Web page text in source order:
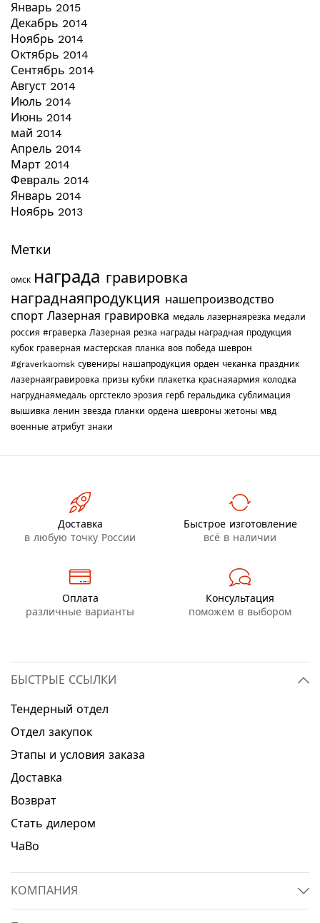
Январь 2015
Декабрь 2014
Ноябрь 2014
Октябрь 2014
Сентябрь 2014
Август 2014
Июль 2014
Июнь 2014
май 2014
Апрель 2014
Март 2014
Февраль 2014
Январь 2014
Ноябрь 2013
Метки
омск награда гравировка
награднаяпродукция нашепроизводство
спорт Лазерная гравировка медаль лазернаярезка медали
россия #граверка Лазерная резка награды наградная продукция
кубок граверная мастерская планка вов победа шеврон
#graverkaomsk сувениры нашапродукция орден чеканка праздник
лазернаягравировка призы кубки плакетка краснаяармия колодка
нагруднаямедаль оргстекло эрозия герб геральдика сублимация
вышивка ленин звезда планки ордена шевроны жетоны мвд
военные атрибут знаки
Доставка
в любую точку России
Быстрое изготовление
всё в наличии
Оплата
различные варианты
Консультация
поможем в выбором
БЫСТРЫЕ ССЫЛКИ
Тендерный отдел
Отдел закупок
Этапы и условия заказа
Доставка
Возврат
Стать дилером
ЧаВо
КОМПАНИЯ